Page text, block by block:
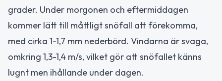
grader. Under morgonen och eftermiddagen
kommer lätt till måttligt snöfall att förekomma,
med cirka 1-1,7 mm nederbörd. Vindarna är svaga,
omkring 1,3-1,4 m/s, vilket gör att snöfallet känns
lugnt men ihållande under dagen.